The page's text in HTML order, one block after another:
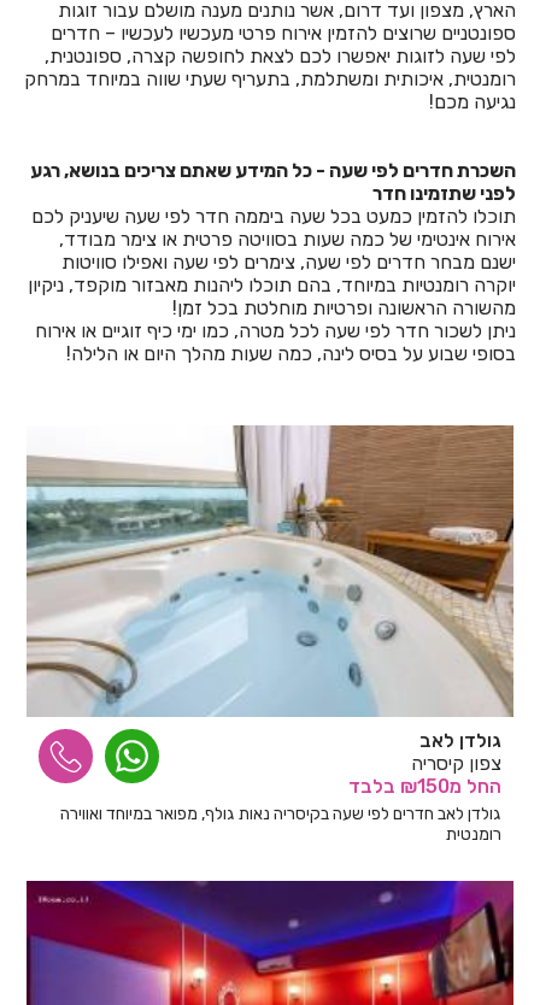
הארץ, מצפון ועד דרום, אשר נותנים מענה מושלם עבור זוגות
ספונטניים שרוצים להזמין אירוח פרטי מעכשיו לעכשיו – חדרים
לפי שעה לזוגות יאפשרו לכם לצאת לחופשה קצרה, ספונטנית,
רומנטית, איכותית ומשתלמת, בתעריף שעתי שווה במיוחד במרחק
נגיעה מכם!
השכרת חדרים לפי שעה - כל המידע שאתם צריכים בנושא, רגע
לפני שתזמינו חדר
תוכלו להזמין כמעט בכל שעה ביממה חדר לפי שעה שיעניק לכם
אירוח אינטימי של כמה שעות בסוויטה פרטית או צימר מבודד,
ישנם מבחר חדרים לפי שעה, צימרים לפי שעה ואפילו סוויטות
יוקרה רומנטיות במיוחד, בהם תוכלו ליהנות מאבזור מוקפד, ניקיון
מהשורה הראשונה ופרטיות מוחלטת בכל זמן!
ניתן לשכור חדר לפי שעה לכל מטרה, כמו ימי כיף זוגיים או אירוח
בסופי שבוע על בסיס לינה, כמה שעות מהלך היום או הלילה!
גולדן לאב
צפון קיסריה
החל מ₪150 בלבד
גולדן לאב חדרים לפי שעה בקיסריה נאות גולף, מפואר במיוחד ואווירה
רומנטית